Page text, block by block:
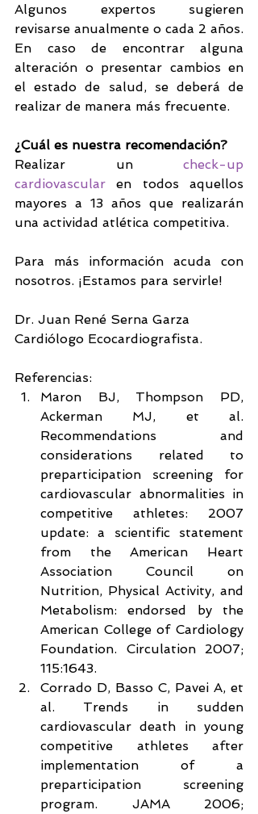
Algunos expertos sugieren
revisarse anualmente o cada 2 años.
En caso de encontrar alguna
alteración o presentar cambios en
el estado de salud, se deberá de
realizar de manera más frecuente.
¿Cuál es nuestra recomendación?
Realizar un check-up
cardiovascular en todos aquellos
mayores a 13 años que realizarán
una actividad atlética competitiva.
Para más información acuda con
nosotros. ¡Estamos para servirle!
Dr. Juan René Serna Garza
Cardiólogo Ecocardiografista.
Referencias:
Maron BJ, Thompson PD,
Ackerman MJ, et al.
Recommendations and
considerations related to
preparticipation screening for
cardiovascular abnormalities in
competitive athletes: 2007
update: a scientific statement
from the American Heart
Association Council on
Nutrition, Physical Activity, and
Metabolism: endorsed by the
American College of Cardiology
Foundation. Circulation 2007;
115:1643.
Corrado D, Basso C, Pavei A, et
al. Trends in sudden
cardiovascular death in young
competitive athletes after
implementation of a
preparticipation screening
program. JAMA 2006;